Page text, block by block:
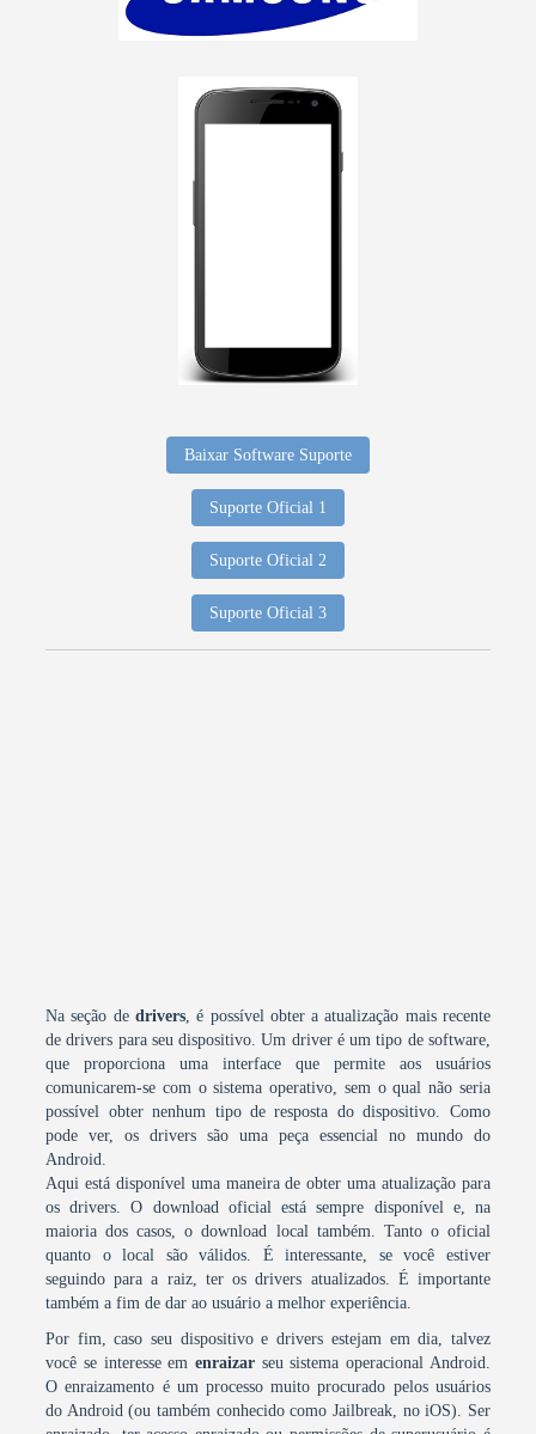
Baixar Software Suporte
Suporte Oficial 1
Suporte Oficial 2
Suporte Oficial 3
Na seção de drivers, é possível obter a atualização mais recente
de drivers para seu dispositivo. Um driver é um tipo de software,
que proporciona uma interface que permite aos usuários
comunicarem-se com o sistema operativo, sem o qual não seria
possível obter nenhum tipo de resposta do dispositivo. Como
pode ver, os drivers são uma peça essencial no mundo do
Android.
Aqui está disponível uma maneira de obter uma atualização para
os drivers. O download oficial está sempre disponível e, na
maioria dos casos, o download local também. Tanto o oficial
quanto o local são válidos. É interessante, se você estiver
seguindo para a raiz, ter os drivers atualizados. É importante
também a fim de dar ao usuário a melhor experiência.
Por fim, caso seu dispositivo e drivers estejam em dia, talvez
você se interesse em enraizar seu sistema operacional Android.
O enraizamento é um processo muito procurado pelos usuários
do Android (ou também conhecido como Jailbreak, no iOS). Ser